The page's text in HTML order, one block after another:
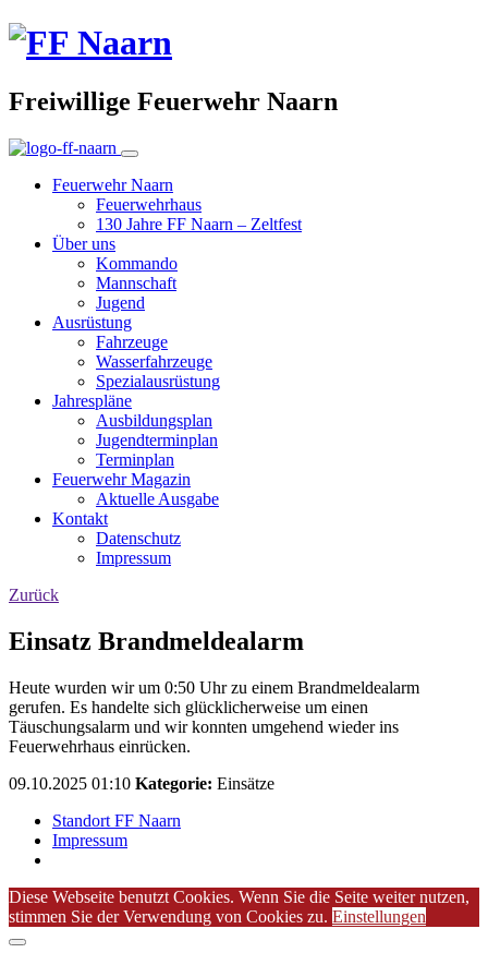
Freiwillige Feuerwehr Naarn
Feuerwehr Naarn
Feuerwehrhaus
130 Jahre FF Naarn – Zeltfest
Über uns
Kommando
Mannschaft
Jugend
Ausrüstung
Fahrzeuge
Wasserfahrzeuge
Spezialausrüstung
Jahrespläne
Ausbildungsplan
Jugendterminplan
Terminplan
Feuerwehr Magazin
Aktuelle Ausgabe
Kontakt
Datenschutz
Impressum
Zurück
Einsatz Brandmeldealarm
Heute wurden wir um 0:50 Uhr zu einem Brandmeldealarm
gerufen. Es handelte sich glücklicherweise um einen
Täuschungsalarm und wir konnten umgehend wieder ins
Feuerwehrhaus einrücken.
09.10.2025 01:10 Kategorie: Einsätze
Standort FF Naarn
Impressum
Diese Webseite benutzt Cookies. Wenn Sie die Seite weiter nutzen,
stimmen Sie der Verwendung von Cookies zu. Einstellungen